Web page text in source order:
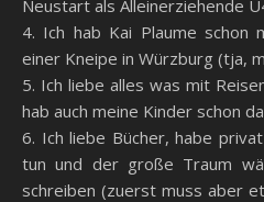
Neustart als Alleinerziehende
4. Ich hab Kai Plaume schon
einer Kneipe in Würzburg (tja,
5. Ich liebe alles was mit
hab auch meine Kinder schon
6. Ich liebe Bücher, habe
tun und der große Traum
schreiben (zuerst muss aber